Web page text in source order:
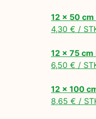
12 x 50
4,30 € /
12 x 75
6,50 € /
12 x 100
8,65 € /